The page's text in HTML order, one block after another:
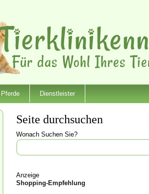
Pferde Dienstleister
Seite durchsuchen
Wonach Suchen Sie?
Anzeige
Shopping-Empfehlung